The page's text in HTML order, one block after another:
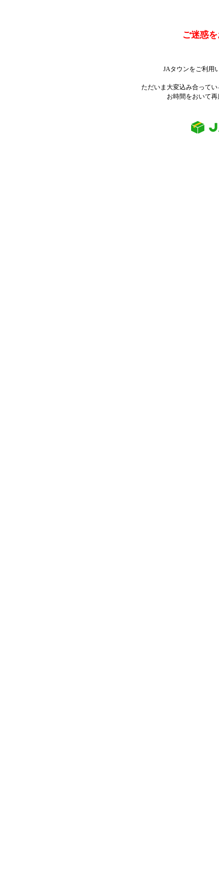
ご迷惑
JAタウンをご利用
ただいま大変込み合って
お時間をおいて